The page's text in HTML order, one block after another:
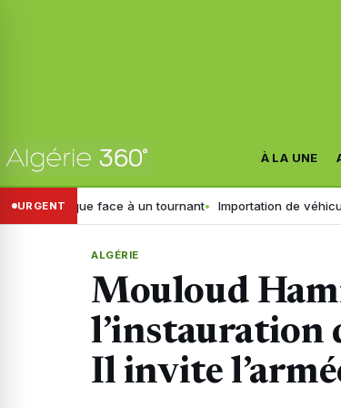
À LA UNE
URGENTface à un tournant Importation de véhicules en
ALGÉRIE
Mouloud
l’instauration
Il invite